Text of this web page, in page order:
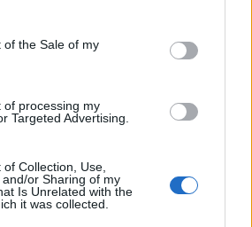
specified purposes in below Google
of the Sale of my
of processing my
Targeted Advertising.
Collection, Use,
or Sharing of my
Is Unrelated with the
it was collected.